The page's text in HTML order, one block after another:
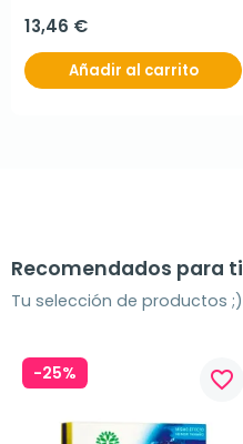
comprimidos
13,46 €
Añadir al carrito
Recomendados para ti
Tu selección de productos ;)
-25% favorite_border